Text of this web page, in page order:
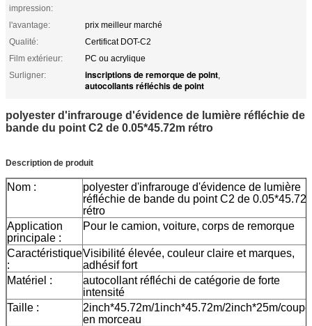
impression:
l'avantage:
prix meilleur marché
Qualité:
Certificat DOT-C2
Film extérieur:
PC ou acrylique
Surligner:
inscriptions de remorque de point,
autocollants réfléchis de point
polyester d'infrarouge d'évidence de lumière réfléchie de
bande du point C2 de 0.05*45.72m rétro
Description de produit
Nom :
polyester d'infrarouge d'évidence de lumière
réfléchie de bande du point C2 de
rétro
Application
principale :
Pour le camion, voiture, corps de remorque
Caractéristique
:
Visibilité élevée, couleur claire et marques,
adhésif fort
Matériel :
autocollant réfléchi de catégorie de forte
intensité
Taille :
2inch*45.72m/1inch*45.72m/2inch*25m/
en morceau